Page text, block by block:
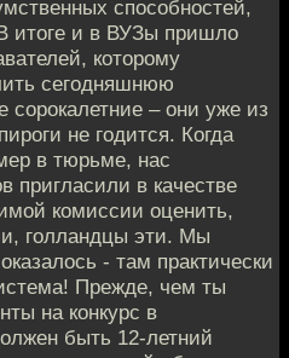
способностей,
итоге и в ВУЗы пришло
которому
сегодняшнюю
– они уже из
не годится. Когда
в тюрьме, нас
пригласили в качестве
комиссии оценить,
голландцы эти. Мы
- там практически
Прежде, чем ты
на конкурс в
быть 12-летний